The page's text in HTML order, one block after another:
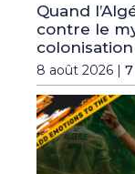
Quand
contre le
colonisation
8 août 2026 |